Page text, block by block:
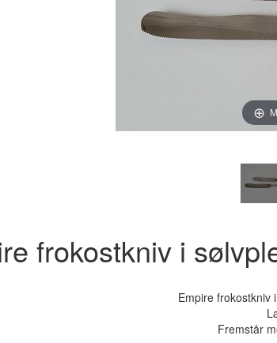
frokostkniv i
Empire frokostkniv
Fremstår